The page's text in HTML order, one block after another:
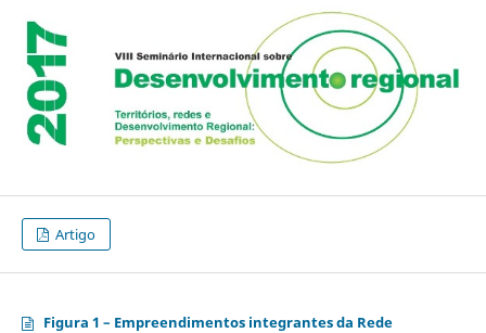
Artigo
Figura 1 – Empreendimentos integrantes da Rede